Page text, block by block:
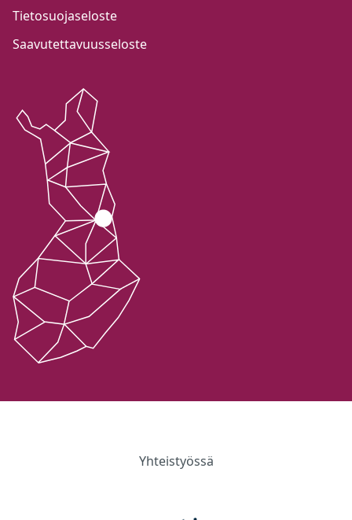
Tietosuojaseloste
Saavutettavuusseloste
Yhteistyössä